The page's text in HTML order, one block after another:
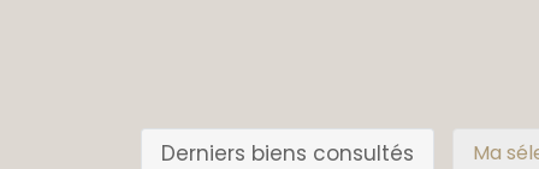
Derniers biens consultés Ma